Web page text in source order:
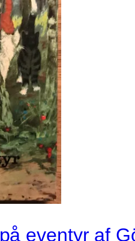
eventyr af